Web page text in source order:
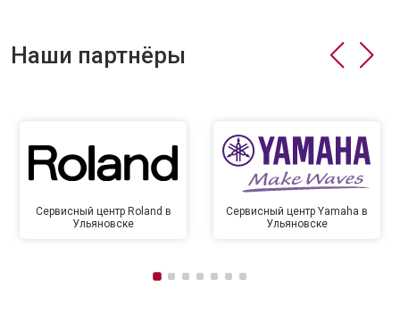
Наши партнёры
Сервисный центр Roland в
Ульяновске
Сервисный центр Yamaha в
Ульяновске